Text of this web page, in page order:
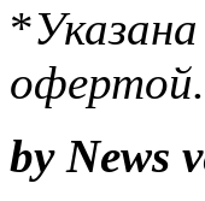
*
офертой.
by News